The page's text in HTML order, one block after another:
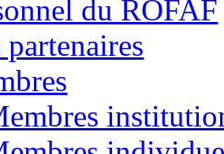
du ROFAF
partenaires